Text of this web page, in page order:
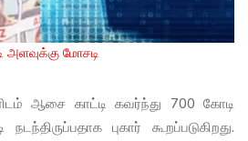
அளவுக்கு மோசடி
ஆசை காட்டி கவர்ந்து 700 கோடி
புகார் கூறப்படுகிறது.